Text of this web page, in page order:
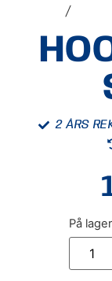
/
2 ÅRS